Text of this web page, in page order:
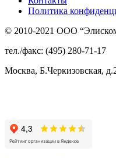
Политика
© 2010-2021 ООО
тел./факс: (495) 280-71-17
Москва, Б.Черкизовская,